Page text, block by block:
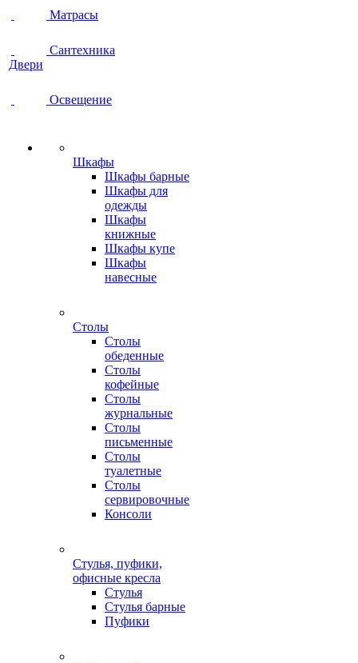
Матрасы
Сантехника
Двери
Освещение
Шкафы
Шкафы барные
Шкафы для
одежды
Шкафы
книжные
Шкафы купе
Шкафы
навесные
Столы
Столы
обеденные
Столы
кофейные
Столы
журнальные
Столы
письменные
Столы
туалетные
Столы
сервировочные
Консоли
Стулья, пуфики,
офисные кресла
Стулья
Стулья барные
Пуфики